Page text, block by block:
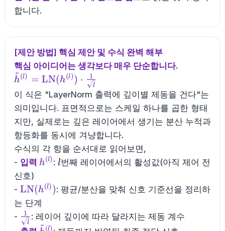
합니다.
[제안 방법] 핵심 제안 및 수식 완벽 해부
핵심 아이디어는 생각보다 매우 단순합니다.
\tilde{h}^{(l)}
=
\mathrm{LN}
(h^{(l)}) \cdot
\frac{1}
{\sqrt{l}}
h
~ (l) = LN(h(l)) ⋅
l
1
이 식은 "LayerNorm 출력에 깊이별 제동을 건다"는
의미입니다. 표면적으로는 스케일 하나를 곱한 형태
지만, 실제로는 깊은 레이어에서 생기는 분산 누적과
항등화를 동시에 겨냥합니다.
수식의 각 항을 순서대로 읽어보면,
- 입력 h^{(l)}
h(l) : l
l번째 레이어에서의 활성값(아직 제어 전
신호)
- \mathrm{LN}
(h^{(l)})
LN(h(l) ): 평균/분산을 맞춰 신호 기준선을 정리하
는 단계
- \frac{1}
{\sqrt{l}}
l
1 : 레이어 깊이에 따라 달라지는 제동 계수
~ (l)